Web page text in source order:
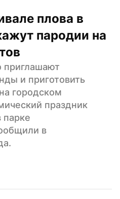
плова в
пародии на
и приготовить
городском
праздник
парке
в